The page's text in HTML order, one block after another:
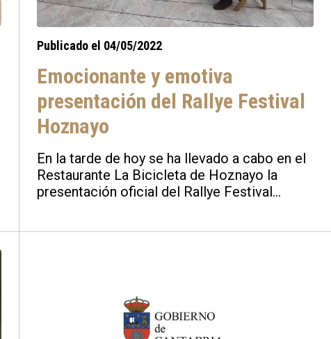
Publicado el 04/05/2022
Emocionante y emotiva
presentación del Rallye Festival
Hoznayo
En la tarde de hoy se ha llevado a cabo en el
Restaurante La Bicicleta de Hoznayo la
presentación oficial del Rallye Festival